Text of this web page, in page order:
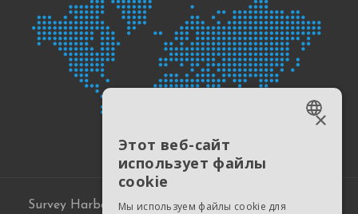
Survey Harbor © 2015-2026. Все права защищены.
×
Этот веб-сайт
использует файлы
cookie
Мы используем файлы cookie для